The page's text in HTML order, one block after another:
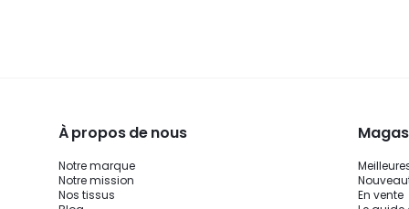
À propos de nous
Notre marque
Notre mission
Nos tissus
En vente